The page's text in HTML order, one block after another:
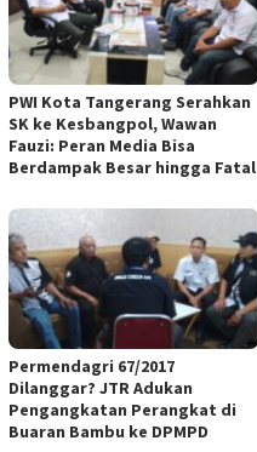
PWI Kota Tangerang Serahkan
SK ke Kesbangpol, Wawan
Fauzi: Peran Media Bisa
Berdampak Besar hingga Fatal
Permendagri 67/2017
Dilanggar? JTR Adukan
Pengangkatan Perangkat di
Buaran Bambu ke DPMPD